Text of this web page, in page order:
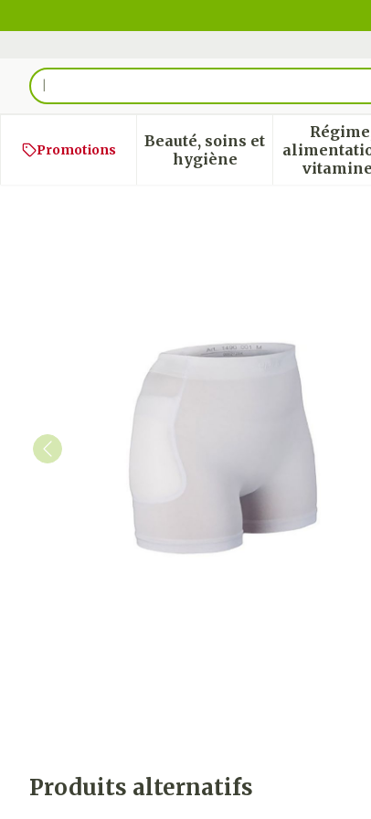
Rechercher
Promotions
Beauté, soins et
hygièneAfficher le sous-
Suprima 1490 Slip
Produits alternatifs